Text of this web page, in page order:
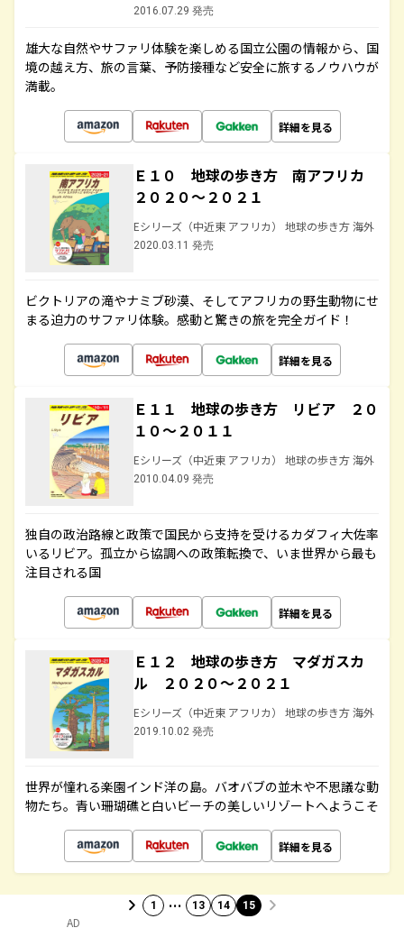
2016.07.29 発売
雄大な自然やサファリ体験を楽しめる国立公園の情報から、国
境の越え方、旅の言葉、予防接種など安全に旅するノウハウが
満載。
詳細を見る
Ｅ１０ 地球の歩き方 南アフリカ
２０２０～２０２１
Eシリーズ（中近東 アフリカ） 地球の歩き方 海外
2020.03.11 発売
ビクトリアの滝やナミブ砂漠、そしてアフリカの野生動物にせ
まる迫力のサファリ体験。感動と驚きの旅を完全ガイド！
詳細を見る
Ｅ１１ 地球の歩き方 リビア ２０
１０～２０１１
Eシリーズ（中近東 アフリカ） 地球の歩き方 海外
2010.04.09 発売
独自の政治路線と政策で国民から支持を受けるカダフィ大佐率
いるリビア。孤立から協調への政策転換で、いま世界から最も
注目される国
詳細を見る
Ｅ１２ 地球の歩き方 マダガスカ
ル ２０２０～２０２１
Eシリーズ（中近東 アフリカ） 地球の歩き方 海外
2019.10.02 発売
世界が憧れる楽園インド洋の島。バオバブの並木や不思議な動
物たち。青い珊瑚礁と白いビーチの美しいリゾートへようこそ
詳細を見る
1 … 13 14 15
AD